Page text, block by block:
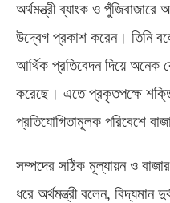
অর্থমন্ত্রী ব্যাংক ও পুঁজিবাজারে
উদ্বেগ প্রকাশ করেন। তিনি
আর্থিক প্রতিবেদন দিয়ে অনেক
করেছে। এতে প্রকৃতপক্ষে
প্রতিযোগিতামূলক পরিবেশে
সম্পদের সঠিক মূল্যায়ন ও
ধরে অর্থমন্ত্রী বলেন, বিদ্যমান